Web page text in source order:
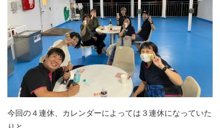
今回の４連休、カレンダーによっては３連休になっていた